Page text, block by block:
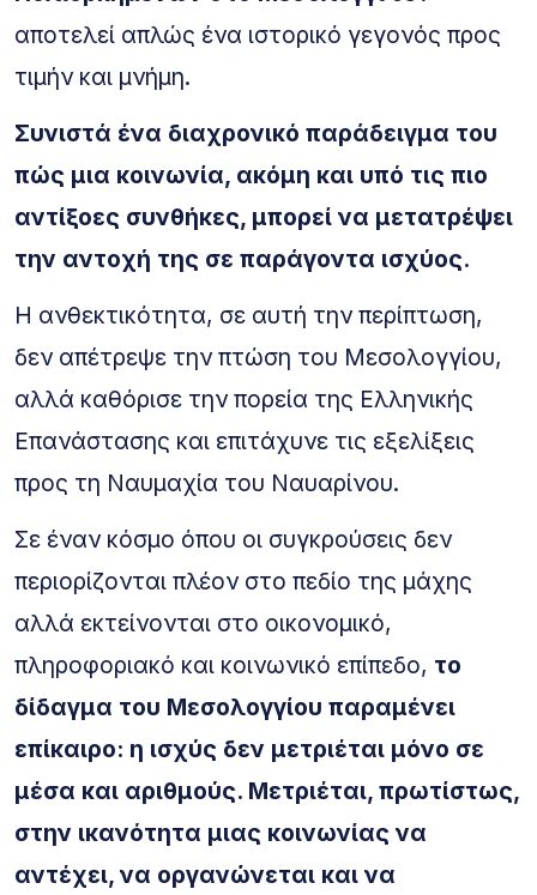
αποτελεί απλώς ένα ιστορικό γεγονός προς
τιμήν και μνήμη.
Συνιστά ένα διαχρονικό παράδειγμα του
πώς μια κοινωνία, ακόμη και υπό τις πιο
αντίξοες συνθήκες, μπορεί να μετατρέψει
την αντοχή της σε παράγοντα ισχύος.
Η ανθεκτικότητα, σε αυτή την περίπτωση,
δεν απέτρεψε την πτώση του Μεσολογγίου,
αλλά καθόρισε την πορεία της Ελληνικής
Επανάστασης και επιτάχυνε τις εξελίξεις
προς τη Ναυμαχία του Ναυαρίνου.
Σε έναν κόσμο όπου οι συγκρούσεις δεν
περιορίζονται πλέον στο πεδίο της μάχης
αλλά εκτείνονται στο οικονομικό,
πληροφοριακό και κοινωνικό επίπεδο, το
δίδαγμα του Μεσολογγίου παραμένει
επίκαιρο: η ισχύς δεν μετριέται μόνο σε
μέσα και αριθμούς. Μετριέται, πρωτίστως,
στην ικανότητα μιας κοινωνίας να
αντέχει, να οργανώνεται και να